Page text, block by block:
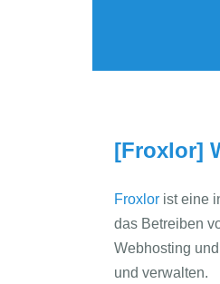
[Froxlor]
Froxlor ist eine
das Betreiben
Webhosting
und verwalten.